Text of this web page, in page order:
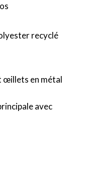
recyclé
œillets en métal
avec